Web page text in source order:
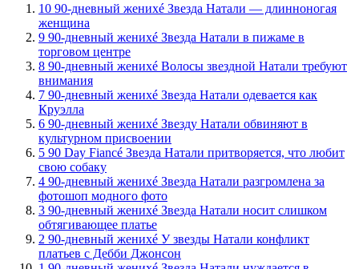
10 90-дневный женихé Звезда Натали — длинноногая
женщина
9 90-дневный женихé Звезда Натали в пижаме в
торговом центре
8 90-дневный женихé Волосы звездной Натали требуют
внимания
7 90-дневный женихé Звезда Натали одевается как
Круэлла
6 90-дневный женихé Звезду Натали обвиняют в
культурном присвоении
5 90 Day Fiancé Звезда Натали притворяется, что любит
свою собаку
4 90-дневный женихé Звезда Натали разгромлена за
фотошоп модного фото
3 90-дневный женихé Звезда Натали носит слишком
обтягивающее платье
2 90-дневный женихé У звезды Натали конфликт
платьев с Дебби Джонсон